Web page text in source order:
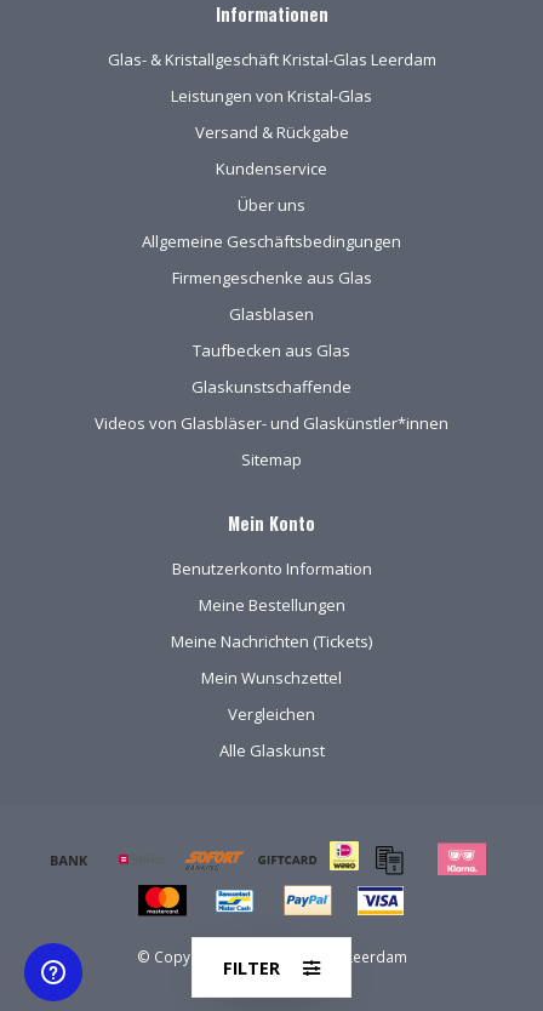
Informationen
Glas- & Kristallgeschäft Kristal-Glas Leerdam
Leistungen von Kristal-Glas
Versand & Rückgabe
Kundenservice
Über uns
Allgemeine Geschäftsbedingungen
Firmengeschenke aus Glas
Glasblasen
Taufbecken aus Glas
Glaskunstschaffende
Videos von Glasbläser- und Glaskünstler*innen
Sitemap
Mein Konto
Benutzerkonto Information
Meine Bestellungen
Meine Nachrichten (Tickets)
Mein Wunschzettel
Vergleichen
Alle Glaskunst
© Copyright 2026 Kristal-Glas Leerdam
FILTER